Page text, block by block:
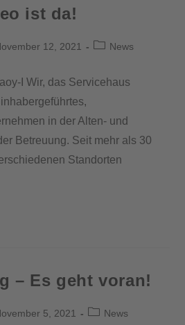
ist da!
12, 2021 News
I Wir, das Servicehaus
in der Alten- und
Betreuung. Seit mehr als 30
Standorten
– Es geht voran!
5, 2021 News